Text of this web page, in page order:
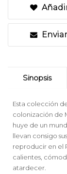
Sinopsis
Esta colección
colonización de
huye de un
llevan consigo
reproducir en el
calientes,
atardecer.